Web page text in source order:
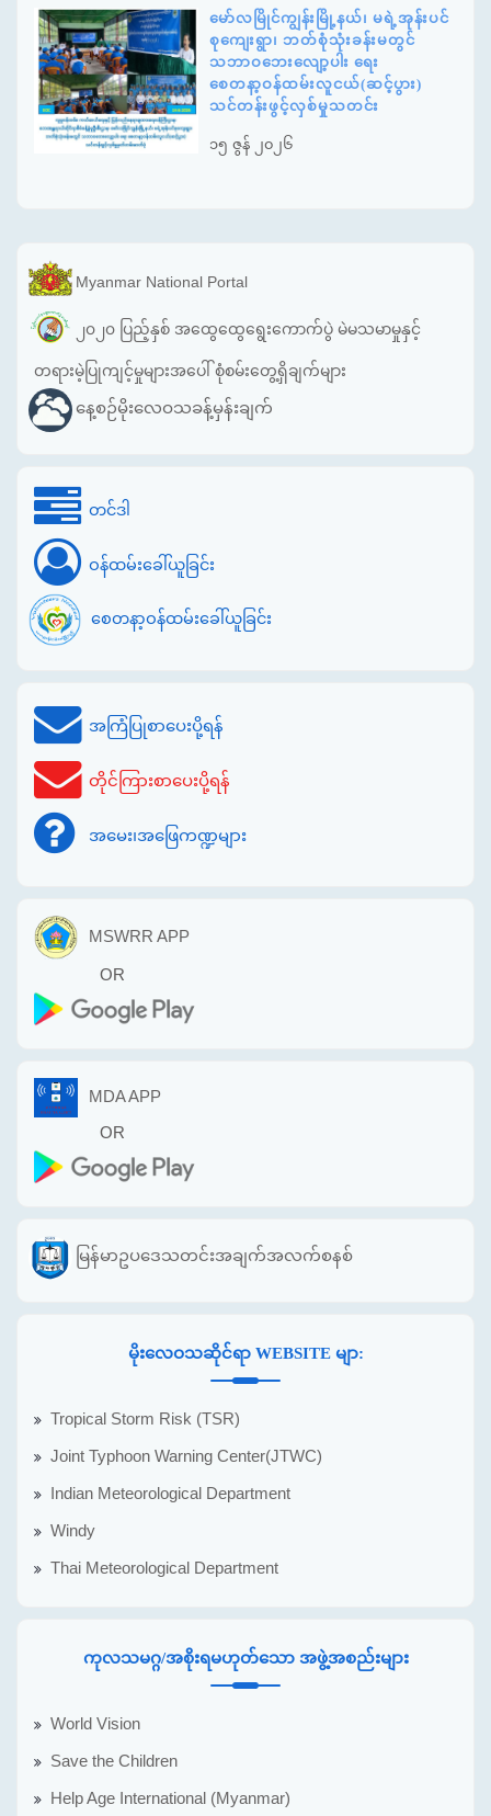
မော်လမြိုင်ကျွန်းမြို့နယ်၊ မရဲ့အုန်းပင်
စုကျေးရွာ၊ ဘတ်စုံသုံးခန်းမတွင်
သဘာဝဘေးလျော့ပါး ရေး
စေတနာ့ဝန်ထမ်းလူငယ်(ဆင့်ပွား)
သင်တန်းဖွင့်လှစ်မှုသတင်း
၁၅ ဇွန် ၂၀၂၆
Myanmar National Portal
၂၀၂၀ ပြည့်နှစ် အထွေထွေရွေးကောက်ပွဲ မဲမသမာမှုနှင့်
တရားမဲ့ပြုကျင့်မှုများအပေါ် စုံစမ်းတွေ့ရှိချက်များ
နေ့စဉ်မိုးလေဝသခန့်မှန်းချက်
တင်ဒါ
ဝန်ထမ်းခေါ်ယူခြင်း
စေတနာ့ဝန်ထမ်းခေါ်ယူခြင်း
အကြံပြုစာပေးပို့ရန်
တိုင်ကြားစာပေးပို့ရန်
အမေး၊အဖြေကဏ္ဍများ
MSWRR APP
OR
MDA APP
OR
မြန်မာဥပဒေသတင်းအချက်အလက်စနစ်
မိုးလေဝသဆိုင်ရာ WEBSITE မျာ:
Tropical Storm Risk (TSR)
Joint Typhoon Warning Center(JTWC)
Indian Meteorological Department
Windy
Thai Meteorological Department
ကုလသမဂ္ဂ/အစိုးရမဟုတ်သော အဖွဲ့အစည်းများ
World Vision
Save the Children
Help Age International (Myanmar)